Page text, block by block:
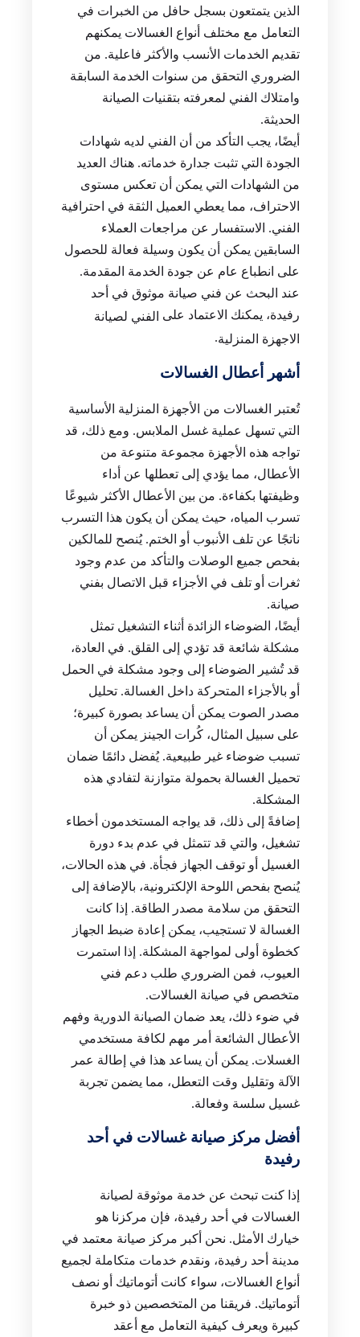
الذين يتمتعون بسجل حافل من الخبرات في
التعامل مع مختلف أنواع الغسالات يمكنهم
تقديم الخدمات الأنسب والأكثر فاعلية. من
الضروري التحقق من سنوات الخدمة السابقة
وامتلاك الفني لمعرفته بتقنيات الصيانة
الحديثة.
أيضًا، يجب التأكد من أن الفني لديه شهادات
الجودة التي تثبت جدارة خدماته. هناك العديد
من الشهادات التي يمكن أن تعكس مستوى
الاحتراف، مما يعطي العميل الثقة في احترافية
الفني. الاستفسار عن مراجعات العملاء
السابقين يمكن أن يكون وسيلة فعالة للحصول
على انطباع عام عن جودة الخدمة المقدمة.
عند البحث عن فني صيانة موثوق في أحد
رفيدة، يمكنك الاعتماد على الفني لصيانة
الاجهزة المنزلية.
أشهر أعطال الغسالات
تُعتبر الغسالات من الأجهزة المنزلية الأساسية
التي تسهل عملية غسل الملابس. ومع ذلك، قد
تواجه هذه الأجهزة مجموعة متنوعة من
الأعطال، مما يؤدي إلى تعطلها عن أداء
وظيفتها بكفاءة. من بين الأعطال الأكثر شيوعًا
تسرب المياه، حيث يمكن أن يكون هذا التسرب
ناتجًا عن تلف الأنبوب أو الختم. يُنصح للمالكين
بفحص جميع الوصلات والتأكد من عدم وجود
ثغرات أو تلف في الأجزاء قبل الاتصال بفني
صيانة.
أيضًا، الضوضاء الزائدة أثناء التشغيل تمثل
مشكلة شائعة قد تؤدي إلى القلق. في العادة،
قد تُشير الضوضاء إلى وجود مشكلة في الحمل
أو بالأجزاء المتحركة داخل الغسالة. تحليل
مصدر الصوت يمكن أن يساعد بصورة كبيرة؛
على سبيل المثال، كُرات الجينز يمكن أن
تسبب ضوضاء غير طبيعية. يُفضل دائمًا ضمان
تحميل الغسالة بحمولة متوازنة لتفادي هذه
المشكلة.
إضافةً إلى ذلك، قد يواجه المستخدمون أخطاء
تشغيل، والتي قد تتمثل في عدم بدء دورة
الغسيل أو توقف الجهاز فجأة. في هذه الحالات،
يُنصح بفحص اللوحة الإلكترونية، بالإضافة إلى
التحقق من سلامة مصدر الطاقة. إذا كانت
الغسالة لا تستجيب، يمكن إعادة ضبط الجهاز
كخطوة أولى لمواجهة المشكلة. إذا استمرت
العيوب، فمن الضروري طلب دعم فني
متخصص في صيانة الغسالات.
في ضوء ذلك، يعد ضمان الصيانة الدورية وفهم
الأعطال الشائعة أمر مهم لكافة مستخدمي
الغسلات. يمكن أن يساعد هذا في إطالة عمر
الآلة وتقليل وقت التعطل، مما يضمن تجربة
غسيل سلسة وفعالة.
أفضل مركز صيانة غسالات في أحد
رفيدة
إذا كنت تبحث عن خدمة موثوقة لصيانة
الغسالات في أحد رفيدة، فإن مركزنا هو
خيارك الأمثل. نحن أكبر مركز صيانة معتمد في
مدينة أحد رفيدة، ونقدم خدمات متكاملة لجميع
أنواع الغسالات، سواء كانت أتوماتيك أو نصف
أتوماتيك. فريقنا من المتخصصين ذو خبرة
كبيرة ويعرف كيفية التعامل مع أعقد